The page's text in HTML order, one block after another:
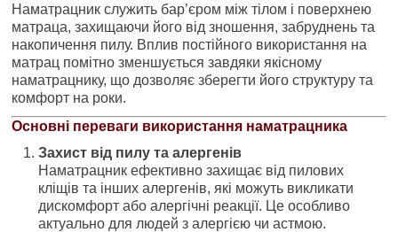
Наматрацник служить бар’єром між тілом і поверхнею
матраца, захищаючи його від зношення, забруднень та
накопичення пилу. Вплив постійного використання на
матрац помітно зменшується завдяки якісному
наматрацнику, що дозволяє зберегти його структуру та
комфорт на роки.
Основні переваги використання наматрацника
Захист від пилу та алергенів
Наматрацник ефективно захищає від пилових
кліщів та інших алергенів, які можуть викликати
дискомфорт або алергічні реакції. Це особливо
актуально для людей з алергією чи астмою.